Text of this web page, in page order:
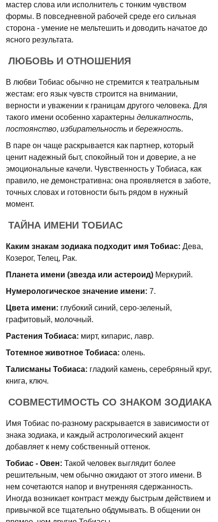
мастер слова или исполнитель с тонким чувством
формы. В повседневной рабочей среде его сильная
сторона - умение не мельтешить и доводить начатое до
ясного результата.
ЛЮБОВЬ И ОТНОШЕНИЯ
В любви Тобиас обычно не стремится к театральным
жестам: его язык чувств строится на внимании,
верности и уважении к границам другого человека. Для
такого имени особенно характерны деликатность,
постоянство, избирательность и бережность.
В паре он чаще раскрывается как партнер, который
ценит надежный быт, спокойный тон и доверие, а не
эмоциональные качели. Чувственность у Тобиаса, как
правило, не демонстративна: она проявляется в заботе,
точных словах и готовности быть рядом в нужный
момент.
ТАЙНА ИМЕНИ ТОБИАС
Каким знакам зодиака подходит имя Тобиас: Дева,
Козерог, Телец, Рак.
Планета имени (звезда или астероид) Меркурий.
Нумерологическое значение имени: 7.
Цвета имени: глубокий синий, серо-зеленый,
графитовый, молочный.
Растения Тобиаса: мирт, кипарис, лавр.
Тотемное животное Тобиаса: олень.
Талисманы Тобиаса: гладкий камень, серебряный круг,
книга, ключ.
СОВМЕСТИМОСТЬ СО ЗНАКОМ ЗОДИАКА
Имя Тобиас по-разному раскрывается в зависимости от
знака зодиака, и каждый астрологический акцент
добавляет к нему собственный оттенок.
Тобиас - Овен: Такой человек выглядит более
решительным, чем обычно ожидают от этого имени. В
нем сочетаются напор и внутренняя сдержанность.
Иногда возникает контраст между быстрым действием и
привычкой все тщательно обдумывать. В общении он